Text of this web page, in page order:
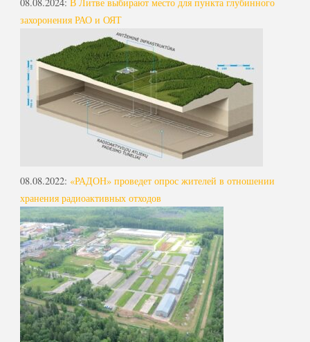
08.08.2024: В Литве выбирают место для пункта глубинного
захоронения РАО и ОЯТ
08.08.2022: «РАДОН» проведет опрос жителей в отношении
хранения радиоактивных отходов